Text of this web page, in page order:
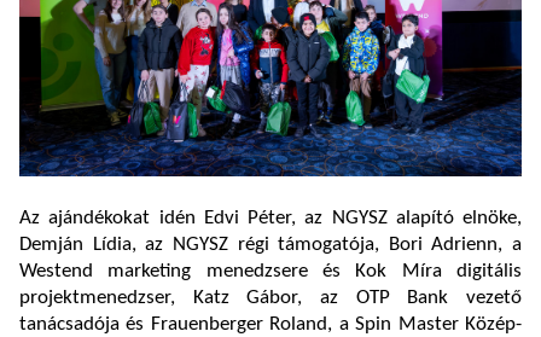
Az ajándékokat idén Edvi Péter, az NGYSZ alapító elnöke,
Demján Lídia, az NGYSZ régi támogatója, Bori Adrienn, a
Westend marketing menedzsere és Kok Míra digitális
projektmenedzser, Katz Gábor, az OTP Bank vezető
tanácsadója és Frauenberger Roland, a Spin Master Közép-